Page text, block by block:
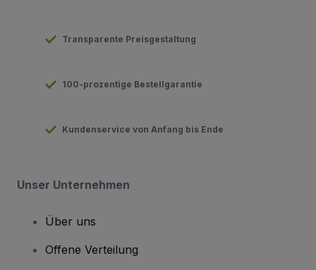
Transparente Preisgestaltung
100-prozentige Bestellgarantie
Kundenservice von Anfang bis Ende
Unser Unternehmen
Über uns
Offene Verteilung